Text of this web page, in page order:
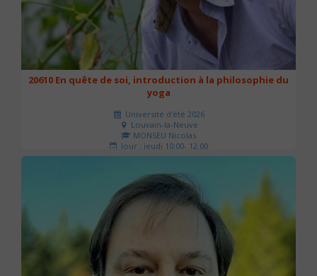
20610 En quête de soi, introduction à la philosophie du
yoga
Université d'été 2026
Louvain-la-Neuve
MONSEU Nicolas
Jour : jeudi 10:00- 12:00
Nombre de séances : 1